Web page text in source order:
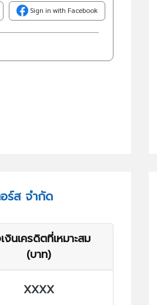
Sign in with Facebook
ร์ส จำกัด
งินเครดิตที่เหมาะสม
(บาท)
XXXX